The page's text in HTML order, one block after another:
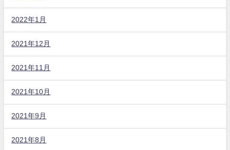
2022年1月
2021年12月
2021年11月
2021年10月
2021年9月
2021年8月